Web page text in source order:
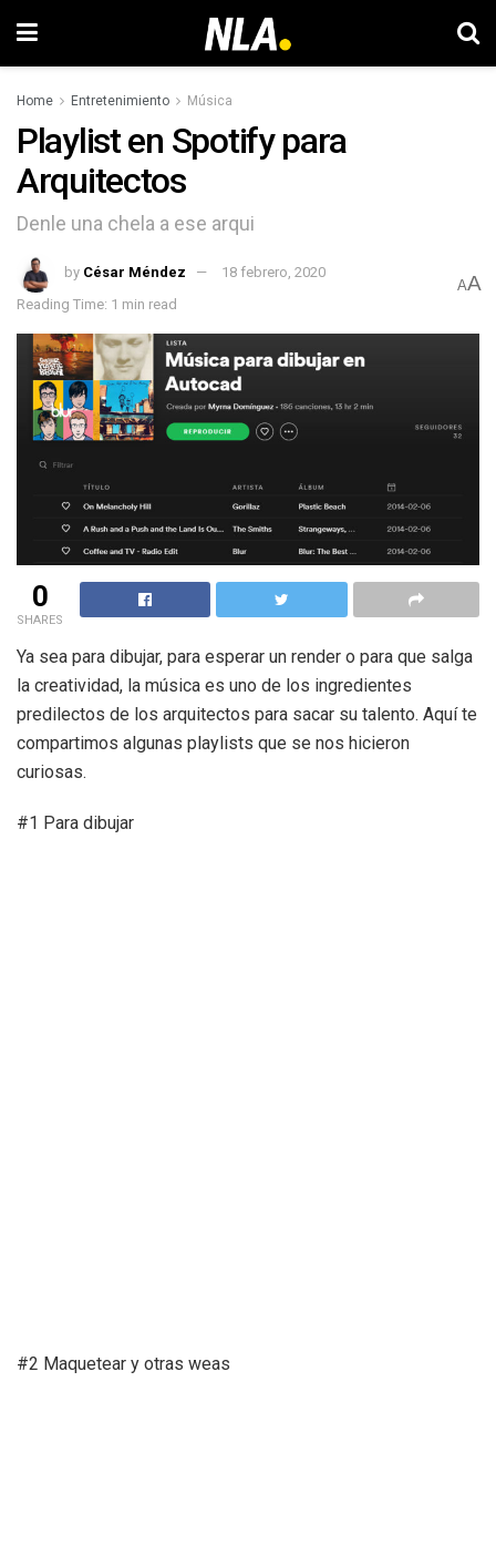
Home Entretenimiento Música
Playlist en Spotify para
Arquitectos
Denle una chela a ese arqui
by César Méndez
18 febrero, 2020
Reading Time: 1 min read
AA
0
SHARES
Ya sea para dibujar, para esperar un render o para que salga
la creatividad, la música es uno de los ingredientes
predilectos de los arquitectos para sacar su talento. Aquí te
compartimos algunas playlists que se nos hicieron
curiosas.
#1 Para dibujar
#2 Maquetear y otras weas